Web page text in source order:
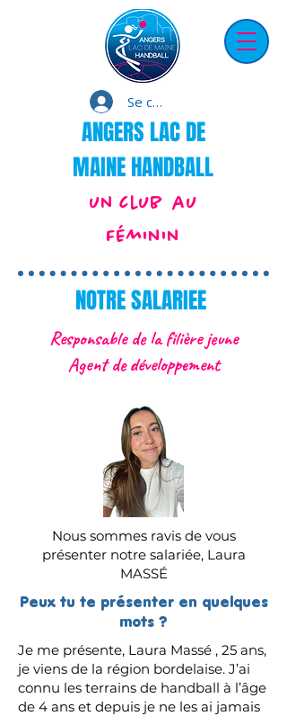
Se connecter
ANGERS LAC DE
MAINE HANDBALL
un club au
Féminin
NOTRE SALARIEE
Responsable de la filière jeune
Agent de développement
Nous sommes ravis de vous
présenter notre salariée, Laura
MASSÉ
Peux tu te présenter en quelques
mots ?
Je me présente, Laura Massé , 25 ans,
je viens de la région bordelaise. J’ai
connu les terrains de handball à l’âge
de 4 ans et depuis je ne les ai jamais